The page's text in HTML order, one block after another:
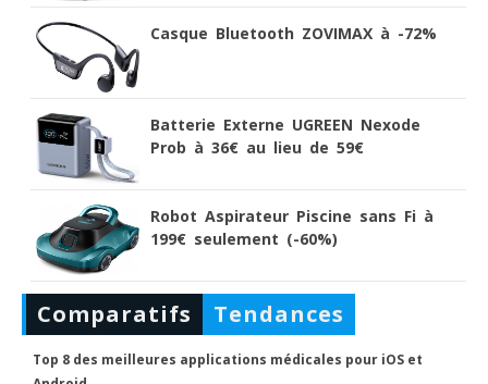
Casque Bluetooth ZOVIMAX à -72%
Batterie Externe UGREEN Nexode
Prob à 36€ au lieu de 59€
Robot Aspirateur Piscine sans Fi à
199€ seulement (-60%)
Comparatifs Tendances
Top 8 des meilleures applications médicales pour iOS et